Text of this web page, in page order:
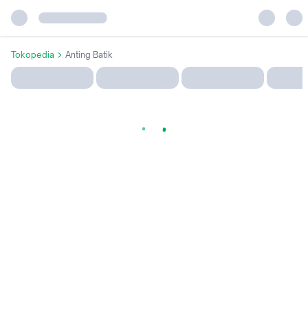
Tokopedia Anting Batik